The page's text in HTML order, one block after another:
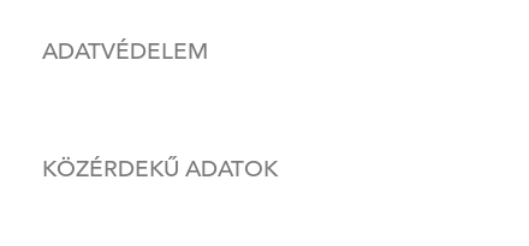
ADATVÉDELEM
KÖZÉRDEKŰ ADATOK